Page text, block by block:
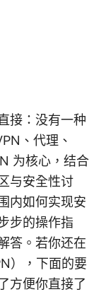
接：没有一种
、代理、
为核心，结合
与安全性讨
内如何实现安
步的操作指
答。若你还在
），下面的要
方便你直接了